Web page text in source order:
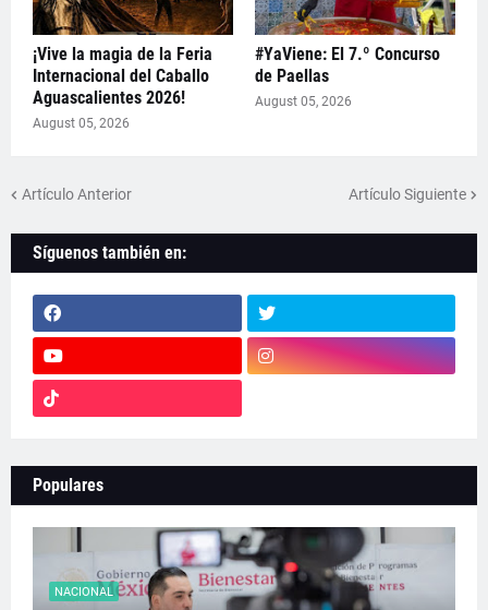
¡Vive la magia de la Feria
Internacional del Caballo
Aguascalientes 2026!
August 05, 2026
#YaViene: El 7.º Concurso
de Paellas
August 05, 2026
Artículo Anterior Artículo Siguiente
Síguenos también en:
Populares
NACIONAL